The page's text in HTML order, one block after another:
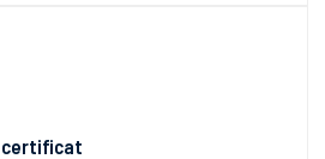
certificat